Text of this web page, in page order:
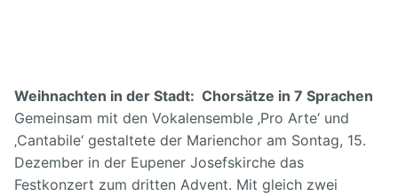
Weihnachten in der Stadt: Chorsätze in 7 Sprachen
Gemeinsam mit den Vokalensemble ‚Pro Arte‘ und
‚Cantabile‘ gestaltete der Marienchor am Sontag, 15.
Dezember in der Eupener Josefskirche das
Festkonzert zum dritten Advent. Mit gleich zwei